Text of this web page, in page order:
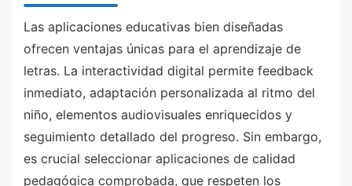
Las aplicaciones educativas bien diseñadas
ofrecen ventajas únicas para el aprendizaje de
letras. La interactividad digital permite feedback
inmediato, adaptación personalizada al ritmo del
niño, elementos audiovisuales enriquecidos y
seguimiento detallado del progreso. Sin embargo,
es crucial seleccionar aplicaciones de calidad
pedagógica comprobada, que respeten los